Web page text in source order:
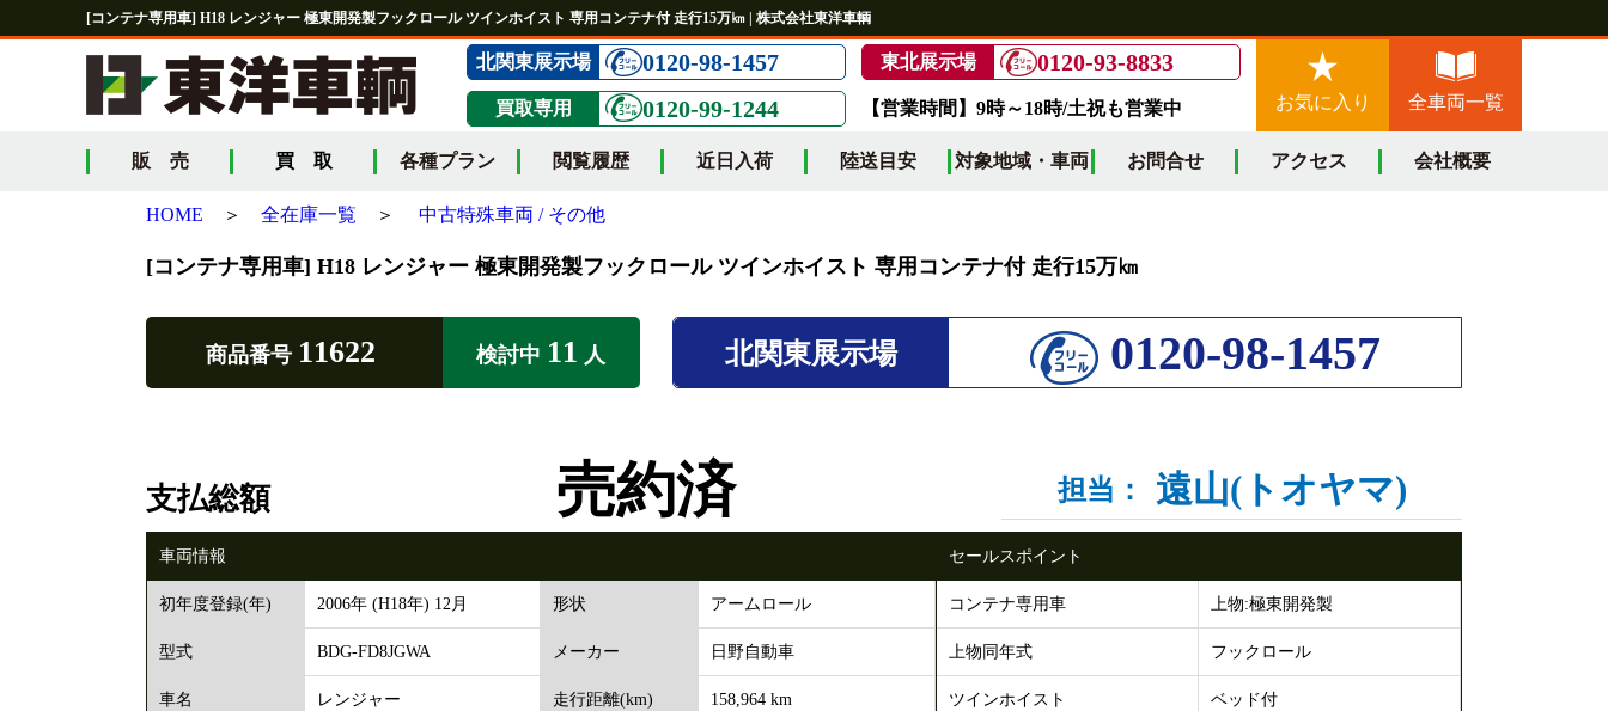
[コンテナ専用車] H18 レンジャー 極東開発製フックロール ツインホイスト 専用コンテナ付 走行15万㎞ | 株式会社東洋車輌
北関東展示場 0120-98-1457 東北展示場 0120-93-8833
買取専用 0120-99-1244 【営業時間】9時～18時/土祝も営業中 お気に入り 全車両一覧
販 売 買 取 各種プラン 閲覧履歴 近日入荷 陸送目安 対象地域・車両 お問合せ アクセス 会社概要
HOME ＞ 全在庫一覧 ＞ 中古特殊車両 / その他
[コンテナ専用車] H18 レンジャー 極東開発製フックロール ツインホイスト 専用コンテナ付 走行15万㎞
商品番号 11622 検討中 11 人 北関東展示場 0120-98-1457
支払総額 売約済 担当： 遠山(トオヤマ)
車両情報
初年度登録(年) 2006年 (H18年) 12月 形状 アームロール
型式 BDG-FD8JGWA メーカー 日野自動車
車名 レンジャー 走行距離(km) 158,964 km
セールスポイント
コンテナ専用車 上物:極東開発製
上物同年式 フックロール
ツインホイスト ベッド付